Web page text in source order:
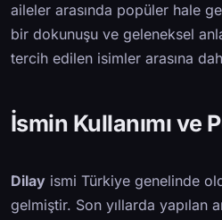
aileler arasında popüler hale
bir dokunuşu ve geleneksel
tercih edilen isimler arasına
İsmin Kullanımı ve
Dilay ismi Türkiye genelinde
gelmiştir. Son yıllarda yapılan